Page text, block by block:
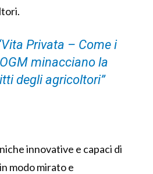
Privata – Come i
minacciano la
degli agricoltori”
innovative e capaci di
modo mirato e